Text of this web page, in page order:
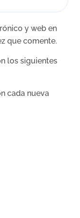
y web en
que comente.
los siguientes
cada nueva